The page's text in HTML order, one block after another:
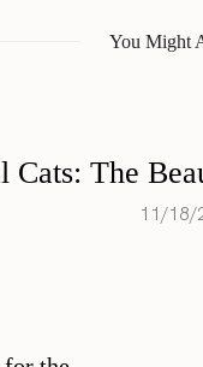
You Might
The
11/18/